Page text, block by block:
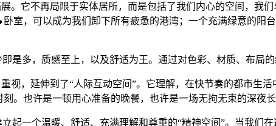
。它不再局限于实体居所，而是包括了我们内心的空间，我
室，可以成为我们卸下所有疲惫的港湾；一个充满绿意的
是多，质感至上，以及舒适为王。通过对色彩、材质、布局
视，延伸到了“人际互动空间”。它理解，在快节奏的都市生
。也许是一顿用心准备的晚餐，也许是一场无拘无束的深夜
起一个温暖、舒适、充满理解和尊重的“精神空间”。当我们